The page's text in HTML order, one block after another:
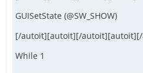
GUISetState (@SW_SHOW)
[/autoit][autoit][/
While 1